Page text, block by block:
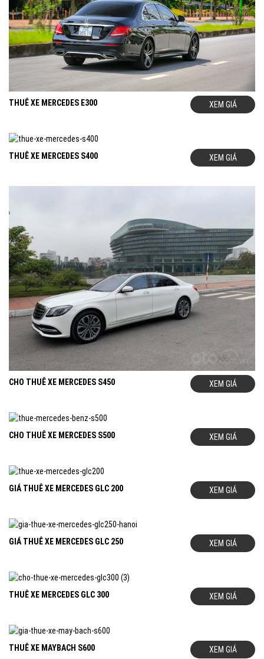
THUÊ XE MERCEDES E300 XEM GIÁ
THUÊ XE MERCEDES S400 XEM GIÁ
CHO THUÊ XE MERCEDES S450 XEM GIÁ
CHO THUÊ XE MERCEDES S500 XEM GIÁ
GIÁ THUÊ XE MERCEDES GLC 200 XEM GIÁ
GIÁ THUÊ XE MERCEDES GLC 250 XEM GIÁ
THUÊ XE MERCEDES GLC 300 XEM GIÁ
THUÊ XE MAYBACH S600 XEM GIÁ